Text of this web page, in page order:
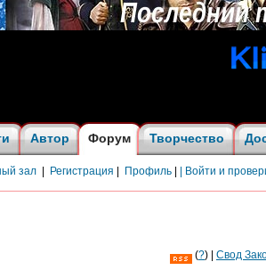
Автор Форум Творчество
зал Регистрация Профиль | Войти и
(?) | Cвод